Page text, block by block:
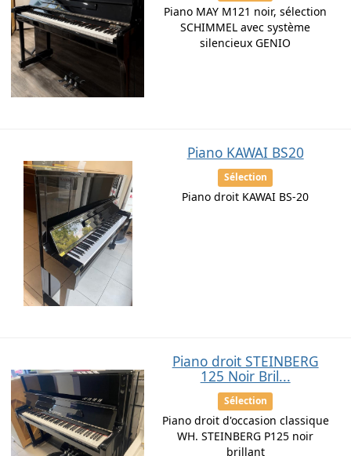
Piano MAY M121 noir, sélection
SCHIMMEL avec système
silencieux GENIO
Piano KAWAI BS20
Sélection
Piano droit KAWAI BS-20
Piano droit STEINBERG
125 Noir Bril...
Sélection
Piano droit d'occasion classique
WH. STEINBERG P125 noir
brillant